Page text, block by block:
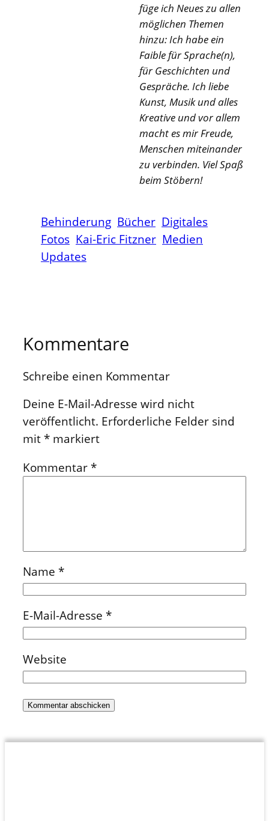
füge ich Neues zu allen
möglichen Themen
hinzu: Ich habe ein
Faible für Sprache(n),
für Geschichten und
Gespräche. Ich liebe
Kunst, Musik und alles
Kreative und vor allem
macht es mir Freude,
Menschen miteinander
zu verbinden. Viel Spaß
beim Stöbern!
Behinderung Bücher Digitales
Fotos Kai-Eric Fitzner Medien
Updates
Kommentare
Schreibe einen Kommentar
Deine E-Mail-Adresse wird nicht
veröffentlicht. Erforderliche Felder sind
mit * markiert
Kommentar *
Name *
E-Mail-Adresse *
Website